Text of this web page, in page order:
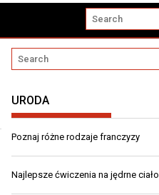
URODA
Poznaj różne rodzaje franczyzy
Najlepsze ćwiczenia na jędrne ciało